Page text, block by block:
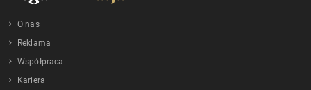
O nas
Reklama
Współpraca
Kariera